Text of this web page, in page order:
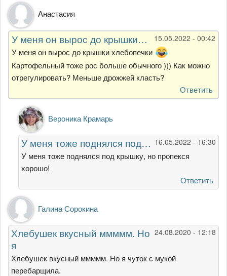
Анастасия
15.05.2022 - 00:42
У меня он вырос до крышки…
У меня он вырос до крышки хлебопечки
Картофельный тоже рос больше обычного ))) Как можно
отрегулировать? Меньше дрожжей класть?
Ответить
Ответ
на
У
меня
он
вырос
крышки…
от
Анастасия
Вероника Крамарь
16.05.2022 - 16:30
У меня тоже поднялся под…
У меня тоже поднялся под крышку, но пропекся
хорошо!
Ответить
Галина Сорокина
24.08.2020 - 12:18
Хлебушек вкусный ммммм. Но
я
Хлебушек вкусный ммммм. Но я чуток с мукой
перебарщила.